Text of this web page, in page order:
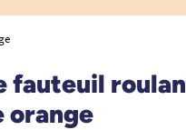
fauteuil
orange